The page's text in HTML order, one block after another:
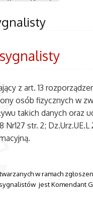
z art. 13
osób fizycznych w
takich danych oraz
Nr127 str. 2;
w ramach
jest Komendant